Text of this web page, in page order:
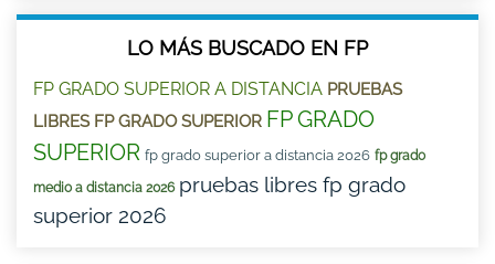
LO MÁS BUSCADO EN FP
FP GRADO SUPERIOR A DISTANCIA PRUEBAS
LIBRES FP GRADO SUPERIOR FP GRADO
SUPERIOR fp grado superior a distancia 2026 fp grado
medio a distancia 2026 pruebas libres fp grado
superior 2026